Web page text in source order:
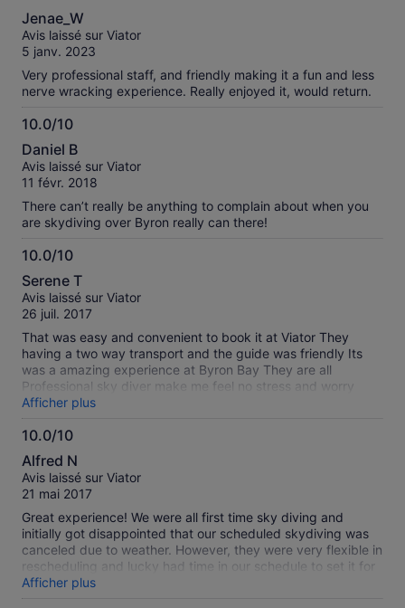
10.0
sur
10
Jenae_W
Avis laissé sur Viator
5 janv. 2023
Very professional staff, and friendly making it a fun and less
nerve wracking experience. Really enjoyed it, would return.
10.0/10
10.0
sur
10
Daniel B
Avis laissé sur Viator
11 févr. 2018
There can’t really be anything to complain about when you
are skydiving over Byron really can there!
10.0/10
10.0
sur
10
Serene T
Avis laissé sur Viator
26 juil. 2017
That was easy and convenient to book it at Viator They
having a two way transport and the guide was friendly Its
was a amazing experience at Byron Bay They are all
Professional sky diver make me feel no stress and worry
Thank you Viator
Afficher plus
10.0/10
10.0
sur
10
Alfred N
Avis laissé sur Viator
21 mai 2017
Great experience! We were all first time sky diving and
initially got disappointed that our scheduled skydiving was
canceled due to weather. However, they were very flexible in
rescheduling and lucky had time in our schedule to set it for
the next day. Needless to say, we jumped and had one of
the best experience ever! Initially flying out to 14K feet with
Afficher plus